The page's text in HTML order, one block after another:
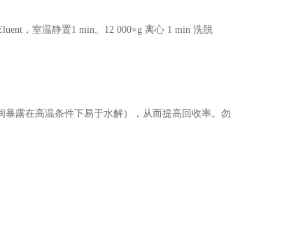
，室温静置1 min。12 000×g 离心 1 min 洗脱
露在高温条件下易于水解），从而提高回收率。勿